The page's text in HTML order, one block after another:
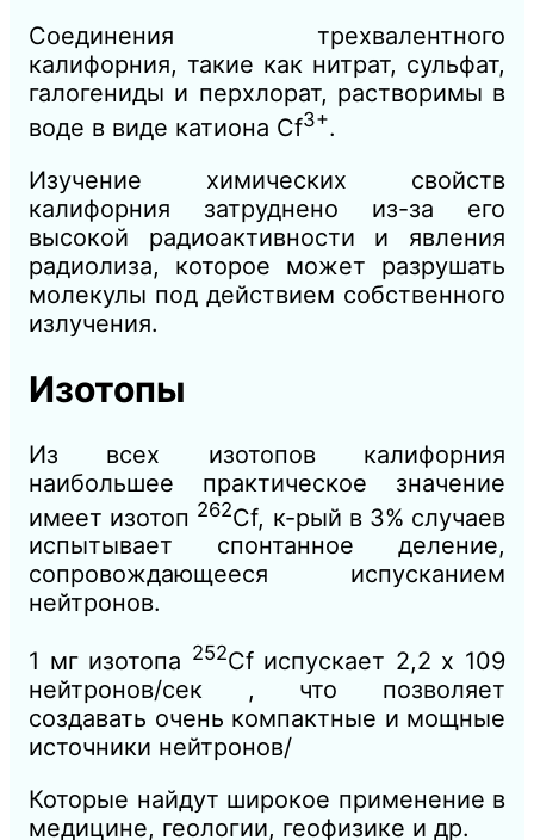
Соединения трехвалентного
калифорния, такие как нитрат, сульфат,
галогениды и перхлорат, растворимы в
воде в виде катиона Cf3+.
Изучение химических свойств
калифорния затруднено из-за его
высокой радиоактивности и явления
радиолиза, которое может разрушать
молекулы под действием собственного
излучения.
Изотопы
Из всех изотопов калифорния
наибольшее практическое значение
имеет изотоп 262Cf, к-рый в 3% случаев
испытывает спонтанное деление,
сопровождающееся испусканием
нейтронов.
1 мг изотопа 252Cf испускает 2,2 х 109
нейтронов/сек , что позволяет
создавать очень компактные и мощные
источники нейтронов/
Которые найдут широкое применение в
медицине, геологии, геофизике и др.